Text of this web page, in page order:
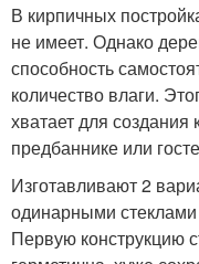
В кирпичных
не имеет. Однако
способность
количество влаги.
хватает для
предбаннике или
Изготавливают 2
одинарными стеклами
Первую конструкцию